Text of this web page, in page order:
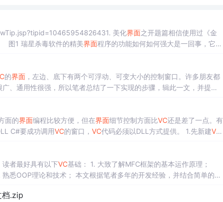
美化界面之开题篇相信使用过《金
图1 瑞星杀毒软件的精美界面程序的功能如何如何强大是一回事，它的
的界面，左边、底下有两个可浮动、可变大小的控制窗口。许多朋友都
广、通用性很强，所以笔者总结了一下实现的步骤，辑此一文，并提供
面的界面编程比较方便，但在界面细节控制方面比VC还是差了一点。有
DLL C#要成功调用VC的窗口， VC 代码必须以DLL方式提供。 1.先新建VC
读者最好具有以下VC基础： 1. 大致了解MFC框架的基本运作原理；
悉OOP理论和技术； 本文根据笔者多年的开发经验，并结合简单的例
.zip